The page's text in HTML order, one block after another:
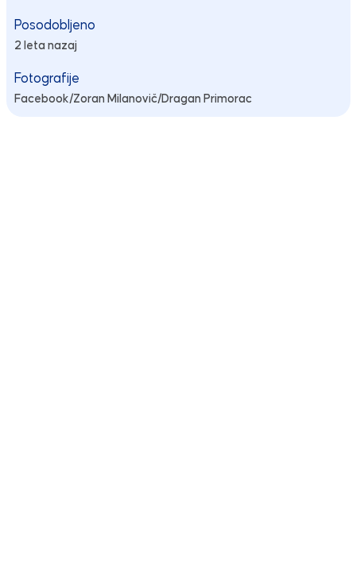
Posodobljeno
2 leta nazaj
Fotografije
Facebook/Zoran Milanovič/Dragan Primorac